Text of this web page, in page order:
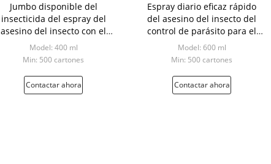
Jumbo disponible del
insecticida del espray del
asesino del insecto con el
empaquetado del cartón
Model: 400 ml
Min: 500 cartones
Contactar ahora
Espray diario eficaz rápido
del asesino del insecto del
control de parásito para el
restaurante
Model: 600 ml
Min: 500 cartones
Contactar ahora